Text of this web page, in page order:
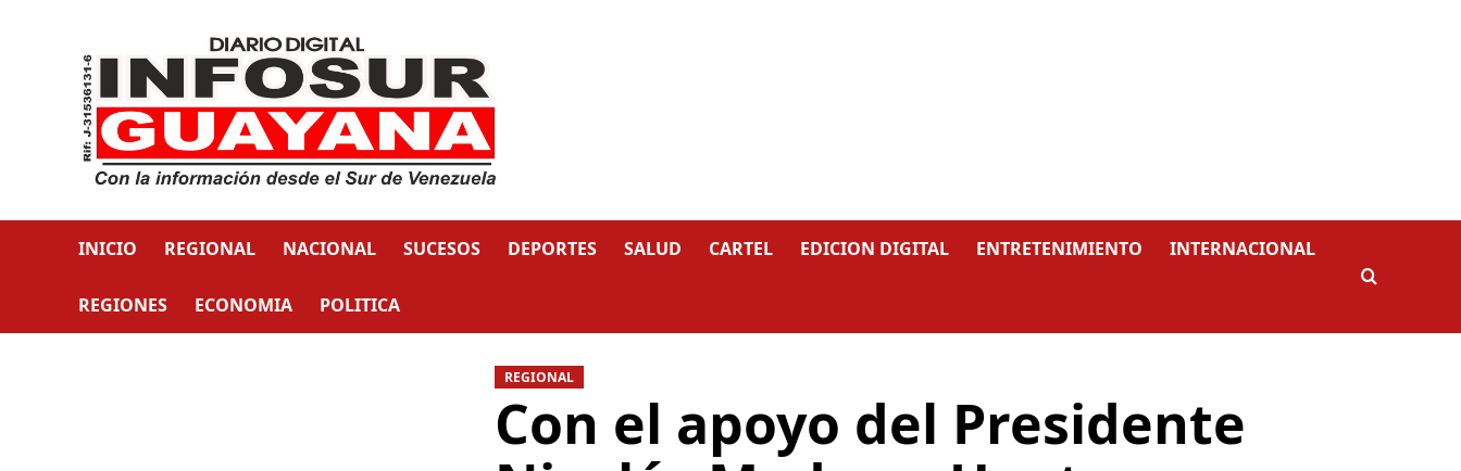
INICIO REGIONAL NACIONAL SUCESOS DEPORTES SALUD CARTEL EDICION DIGITAL ENTRETENIMIENTO INTERNACIONAL
REGIONES ECONOMIA POLITICA
REGIONAL
Con el apoyo del Presidente